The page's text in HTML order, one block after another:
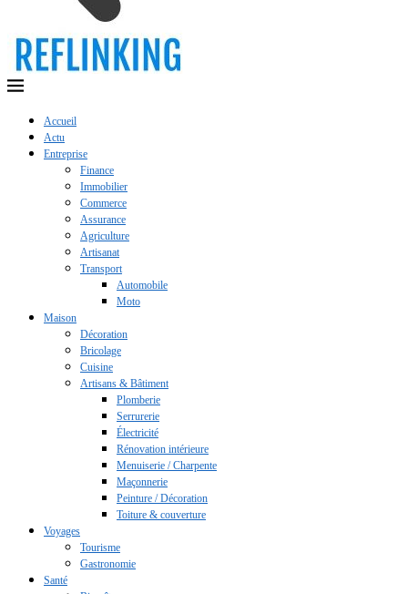
Accueil
Actu
Entreprise
Finance
Immobilier
Commerce
Assurance
Agriculture
Artisanat
Transport
Automobile
Moto
Maison
Décoration
Bricolage
Cuisine
Artisans & Bâtiment
Plomberie
Serrurerie
Électricité
Rénovation intérieure
Menuiserie / Charpente
Maçonnerie
Peinture / Décoration
Toiture & couverture
Voyages
Tourisme
Gastronomie
Santé